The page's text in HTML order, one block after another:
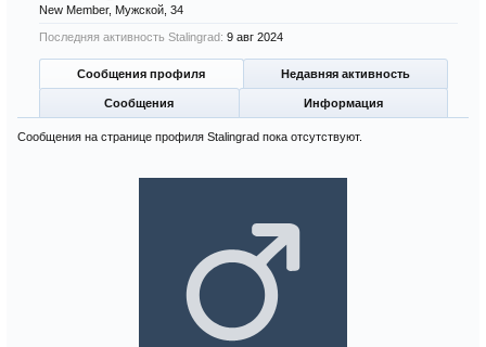
New Member, Мужской, 34
Последняя активность Stalingrad: 9 авг 2024
Сообщения профиля Недавняя активность
Сообщения Информация
Сообщения на странице профиля Stalingrad пока отсутствуют.